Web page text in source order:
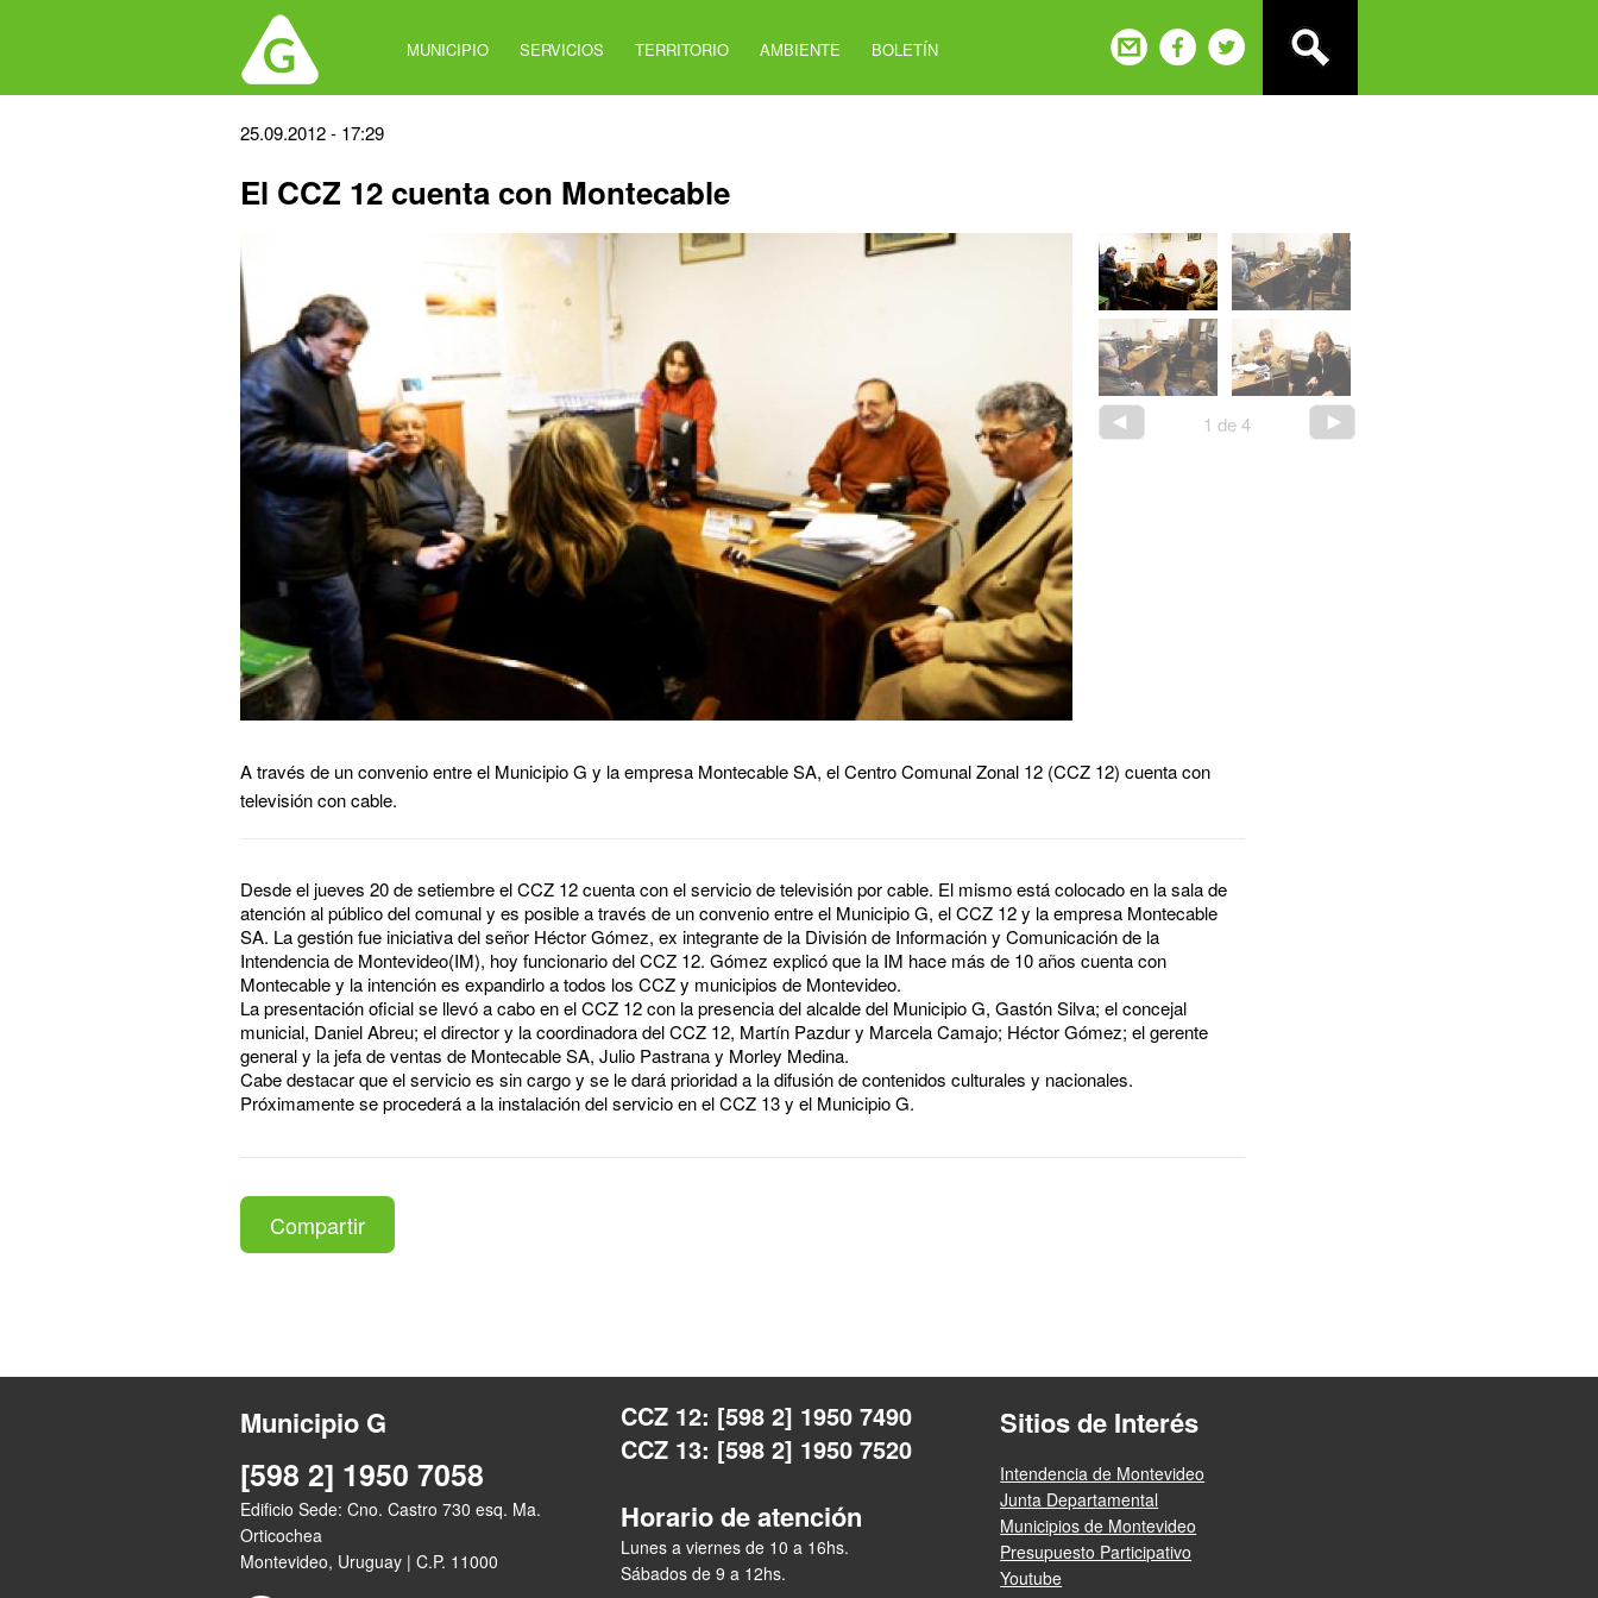
MUNICIPIO SERVICIOS TERRITORIO AMBIENTE BOLETÍN
Back
top
25.09.2012 - 17:29
El CCZ 12 cuenta con Montecable
1 de4
A través de un convenio entre el Municipio G y la empresa Montecable SA, el Centro Comunal Zonal 12 (CCZ 12) cuenta con
televisión con cable.
Desde el jueves 20 de setiembre el CCZ 12 cuenta con el servicio de televisión por cable. El mismo está colocado en la sala de
atención al público del comunal y es posible a través de un convenio entre el Municipio G, el CCZ 12 y la empresa Montecable
SA. La gestión fue iniciativa del señor Héctor Gómez, ex integrante de la División de Información y Comunicación de la
Intendencia de Montevideo(IM), hoy funcionario del CCZ 12. Gómez explicó que la IM hace más de 10 años cuenta con
Montecable y la intención es expandirlo a todos los CCZ y municipios de Montevideo.
La presentación oficial se llevó a cabo en el CCZ 12 con la presencia del alcalde del Municipio G, Gastón Silva; el concejal
municial, Daniel Abreu; el director y la coordinadora del CCZ 12, Martín Pazdur y Marcela Camajo; Héctor Gómez; el gerente
general y la jefa de ventas de Montecable SA, Julio Pastrana y Morley Medina.
Cabe destacar que el servicio es sin cargo y se le dará prioridad a la difusión de contenidos culturales y nacionales.
Próximamente se procederá a la instalación del servicio en el CCZ 13 y el Municipio G.
Compartir
Municipio G
[598 2] 1950 7058
Edificio Sede: Cno. Castro 730 esq. Ma.
Orticochea
Montevideo, Uruguay | C.P. 11000
CCZ 12: [598 2] 1950 7490
CCZ 13: [598 2] 1950 7520
Horario de atención
Lunes a viernes de 10 a 16hs.
Sábados de 9 a 12hs.
Sitios de Interés
Intendencia de Montevideo
Junta Departamental
Municipios de Montevideo
Presupuesto Participativo
Youtube